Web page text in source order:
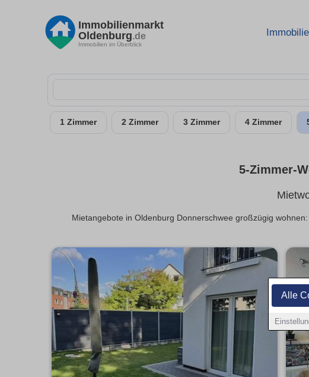
Alle
Immobilienmarkt
Oldenburg.de
Immobilien im Überblick
1 Zimmer 2 Zimmer 3 Zimmer 4 Zimmer
5-Zimmer-
Mietangebote in Oldenburg Donnerschwee großzügig